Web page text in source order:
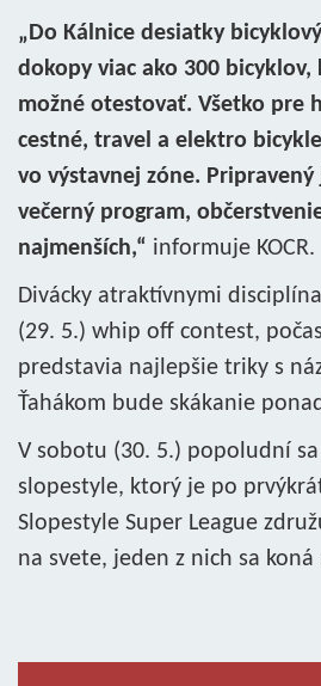
„Do Kálnice desiatky
dokopy viac ako 300
možné otestovať. Všetko pre
cestné, travel a elektro
vo výstavnej zóne.
večerný program,
najmenších,“ informuje KOCR.
Divácky atraktívnymi
(29. 5.) whip off contest,
predstavia najlepšie triky s
Ťahákom bude skákanie
V sobotu (30. 5.) popoludní
slopestyle, ktorý je po
Slopestyle Super League
na svete, jeden z nich sa koná